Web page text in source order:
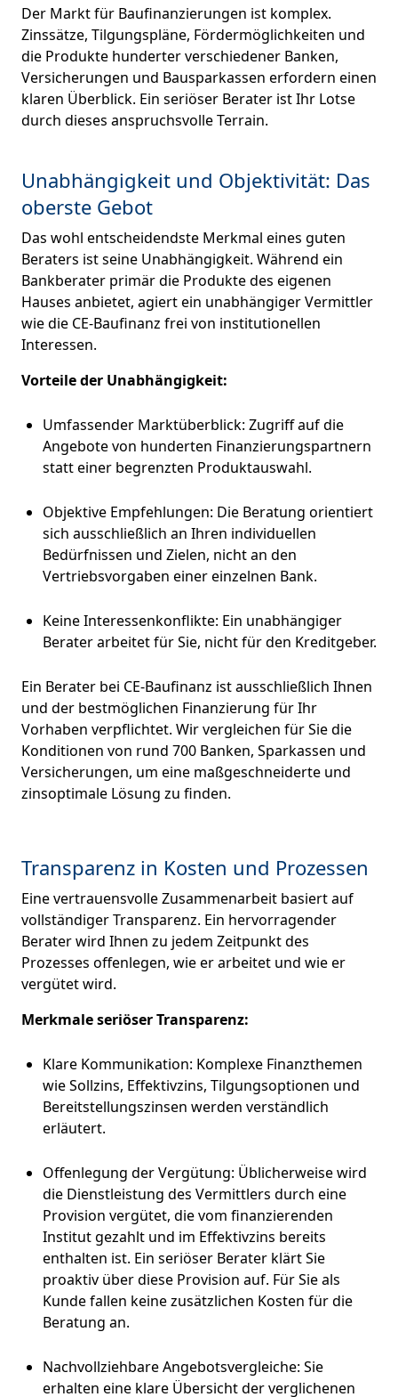
Der Markt für Baufinanzierungen ist komplex.
Zinssätze, Tilgungspläne, Fördermöglichkeiten und
die Produkte hunderter verschiedener Banken,
Versicherungen und Bausparkassen erfordern einen
klaren Überblick. Ein seriöser Berater ist Ihr Lotse
durch dieses anspruchsvolle Terrain.
Unabhängigkeit und Objektivität: Das
oberste Gebot
Das wohl entscheidendste Merkmal eines guten
Beraters ist seine Unabhängigkeit. Während ein
Bankberater primär die Produkte des eigenen
Hauses anbietet, agiert ein unabhängiger Vermittler
wie die CE-Baufinanz frei von institutionellen
Interessen.
Vorteile der Unabhängigkeit:
Umfassender Marktüberblick: Zugriff auf die
Angebote von hunderten Finanzierungspartnern
statt einer begrenzten Produktauswahl.
Objektive Empfehlungen: Die Beratung orientiert
sich ausschließlich an Ihren individuellen
Bedürfnissen und Zielen, nicht an den
Vertriebsvorgaben einer einzelnen Bank.
Keine Interessenkonflikte: Ein unabhängiger
Berater arbeitet für Sie, nicht für den Kreditgeber.
Ein Berater bei CE-Baufinanz ist ausschließlich Ihnen
und der bestmöglichen Finanzierung für Ihr
Vorhaben verpflichtet. Wir vergleichen für Sie die
Konditionen von rund 700 Banken, Sparkassen und
Versicherungen, um eine maßgeschneiderte und
zinsoptimale Lösung zu finden.
Transparenz in Kosten und Prozessen
Eine vertrauensvolle Zusammenarbeit basiert auf
vollständiger Transparenz. Ein hervorragender
Berater wird Ihnen zu jedem Zeitpunkt des
Prozesses offenlegen, wie er arbeitet und wie er
vergütet wird.
Merkmale seriöser Transparenz:
Klare Kommunikation: Komplexe Finanzthemen
wie Sollzins, Effektivzins, Tilgungsoptionen und
Bereitstellungszinsen werden verständlich
erläutert.
Offenlegung der Vergütung: Üblicherweise wird
die Dienstleistung des Vermittlers durch eine
Provision vergütet, die vom finanzierenden
Institut gezahlt und im Effektivzins bereits
enthalten ist. Ein seriöser Berater klärt Sie
proaktiv über diese Provision auf. Für Sie als
Kunde fallen keine zusätzlichen Kosten für die
Beratung an.
Nachvollziehbare Angebotsvergleiche: Sie
erhalten eine klare Übersicht der verglichenen